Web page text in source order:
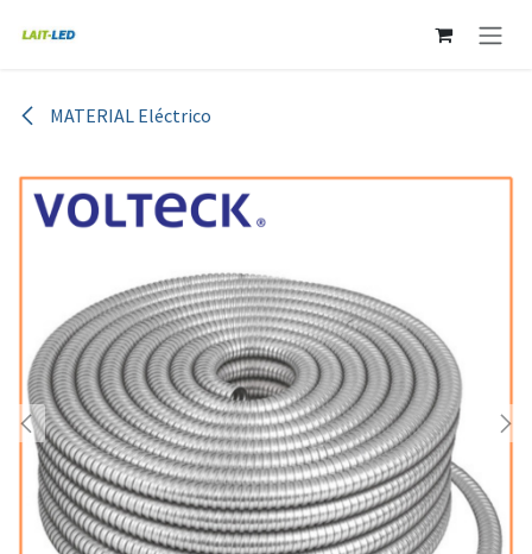
MATERIAL Eléctrico